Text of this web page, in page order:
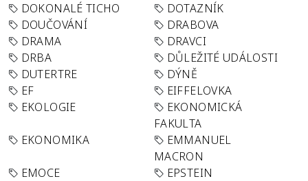
DOKONALÉ TICHO
DOTAZNÍK
DOUČOVÁNÍ
DRABOVA
DRAMA
DRAVCI
DRBA
DŮLEŽITÉ UDÁLOSTI
DUTERTRE
DÝNĚ
EF
EIFFELOVKA
EKOLOGIE
EKONOMICKÁ
FAKULTA
EKONOMIKA
EMMANUEL
MACRON
EMOCE
EPSTEIN